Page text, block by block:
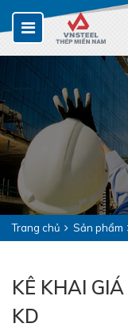
Trang chủ Sản phẩm
KÊ KHAI
KD